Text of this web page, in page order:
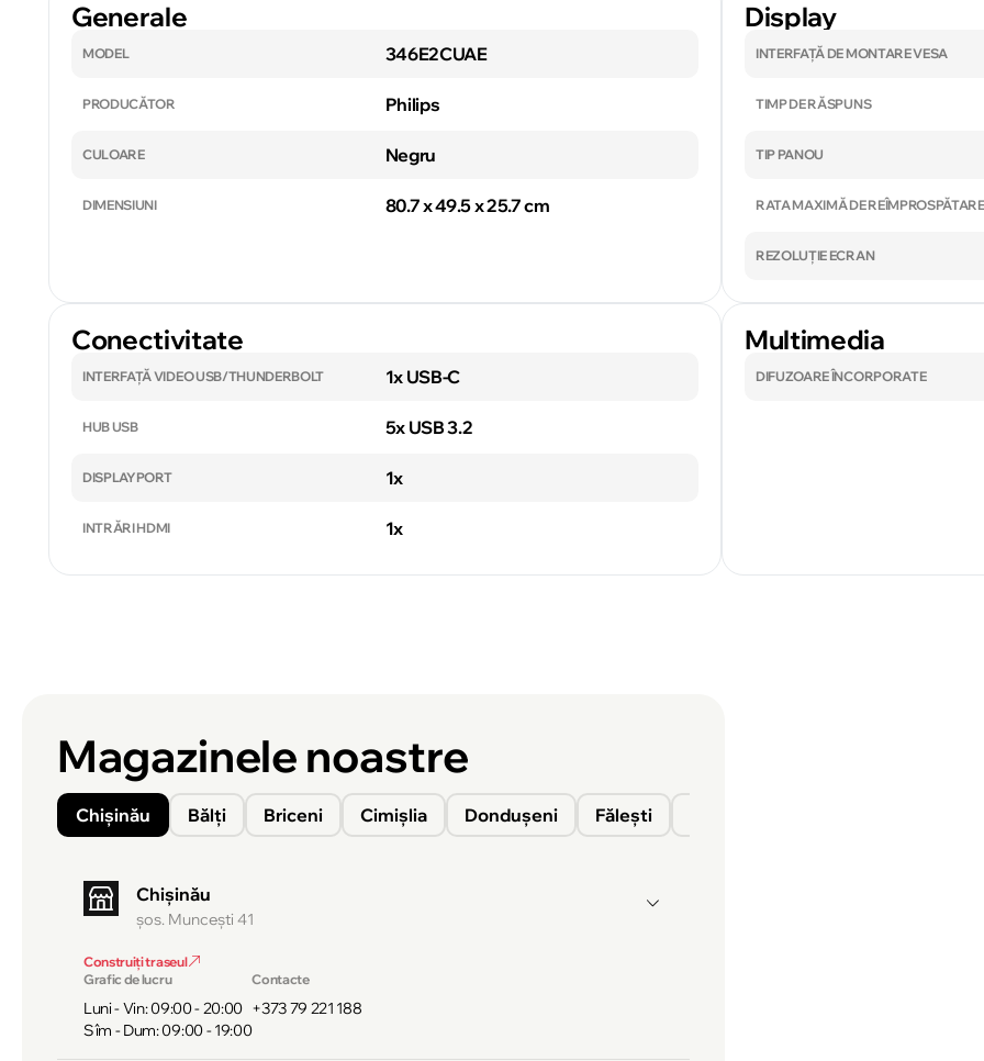
Generale
MODEL 346E2CUAE
PRODUCĂTOR Philips
CULOARE Negru
DIMENSIUNI 80.7 x 49.5 x 25.7 cm
Display
INTERFAȚĂ DE MONTARE VESA
TIMP DE RĂSPUNS
TIP PANOU
RATA MAXIMĂ DE REÎMPROSPĂTARE
REZOLUȚIE ECRAN
Conectivitate
INTERFAȚĂ VIDEO USB/THUNDERBOLT 1x USB-C
HUB USB 5x USB 3.2
DISPLAYPORT 1x
INTRĂRI HDMI 1x
Multimedia
DIFUZOARE ÎNCORPORATE
Magazinele noastre
Chișinău Bălți Briceni Cimișlia Donduşeni Fălești
Chișinău
şos. Munceşti 41
Construiți traseul
Grafic de lucru
Luni - Vin: 09:00 - 20:00
Sîm - Dum: 09:00 - 19:00
Contacte
+373 79 221 188